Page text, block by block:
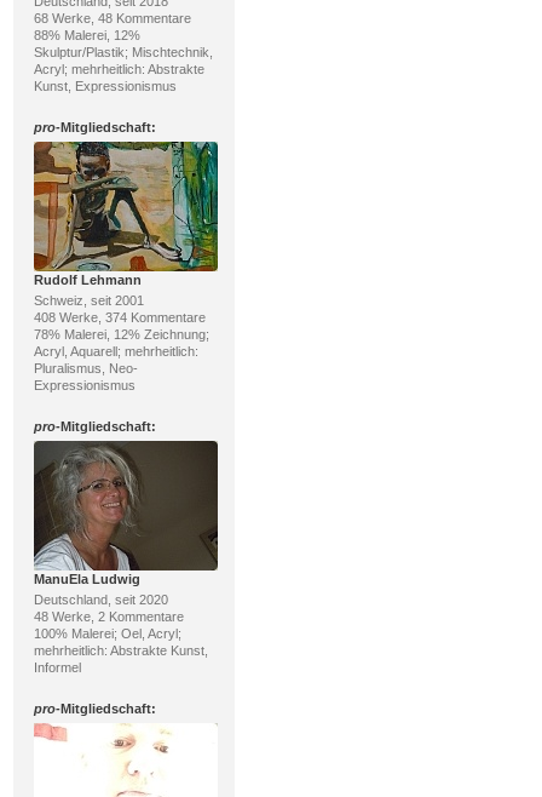
68 Werke, 48 Kommentare
88% Malerei, 12%
Skulptur/Plastik; Mischtechnik,
Acryl; mehrheitlich: Abstrakte
Kunst, Expressionismus
pro-Mitgliedschaft:
Rudolf Lehmann
Schweiz, seit 2001
408 Werke, 374 Kommentare
78% Malerei, 12% Zeichnung;
Acryl, Aquarell; mehrheitlich:
Pluralismus, Neo-
Expressionismus
pro-Mitgliedschaft:
ManuEla Ludwig
Deutschland, seit 2020
48 Werke, 2 Kommentare
100% Malerei; Oel, Acryl;
mehrheitlich: Abstrakte Kunst,
Informel
pro-Mitgliedschaft: